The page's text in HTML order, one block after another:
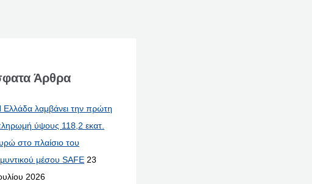
Άρθρα
Ελλάδα λαμβάνει την πρώτη
ύψους 118,2 εκατ.
στο πλαίσιο του
μέσου SAFE 23
2026